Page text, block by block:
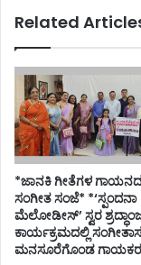
ನು
ನ
ಗೊ
ಳಿ
ಸಿ
-
ಕ
ವ
ಟ
ಗಿ
ಮ
Related
*ಜಾನಕಿ ಗೀತೆಗಳ
ಸಂಗೀತ ಸಂಜೆ* *‘ಸ್ಪಂದನಾ
ಮೆಲೋಡೀಸ್’ ಸ್ವರ
ಕಾರ್ಯಕ್ರಮದಲ್ಲಿ
ಮನಸೂರೆಗೊಂಡ